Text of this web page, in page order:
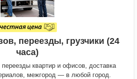
переезды, грузчики (24
часа)
переезды квартир и офисов, доставка
межгород — в любой город.